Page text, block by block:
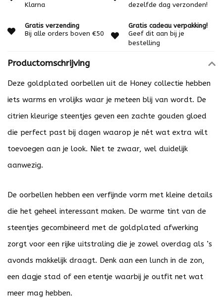
Klarna
dezelfde dag verzonden!
Gratis verzending
Bij alle orders boven €50
Gratis cadeau verpakking!
Geef dit aan bij je
bestelling
Productomschrijving
Deze goldplated oorbellen uit de Honey collectie hebben
iets warms en vrolijks waar je meteen blij van wordt. De
citrien kleurige steentjes geven een zachte gouden gloed
die perfect past bij dagen waarop je nét wat extra wilt
toevoegen aan je look. Niet te zwaar, wel duidelijk
aanwezig.
De oorbellen hebben een verfijnde vorm met kleine details
die het geheel interessant maken. De warme tint van de
steentjes gecombineerd met de goldplated afwerking
zorgt voor een rijke uitstraling die je zowel overdag als ’s
avonds makkelijk draagt. Denk aan een lunch in de zon,
een dagje stad of een etentje waarbij je outfit net wat
meer mag hebben.